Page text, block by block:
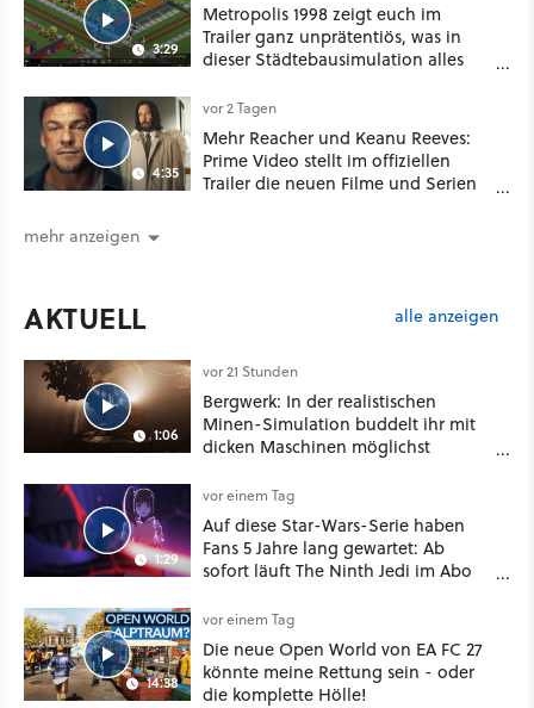
3:29
Metropolis 1998 zeigt euch im
Trailer ganz unprätentiös, was in
dieser Städtebausimulation alles
4:35
vor 2 Tagen
Mehr Reacher und Keanu Reeves:
Prime Video stellt im offiziellen
Trailer die neuen Filme und Serien
mehr anzeigen
AKTUELL alle anzeigen
1:06
vor 21 Stunden
Bergwerk: In der realistischen
Minen-Simulation buddelt ihr mit
dicken Maschinen möglichst
1:29
vor einem Tag
Auf diese Star-Wars-Serie haben
Fans 5 Jahre lang gewartet: Ab
sofort läuft The Ninth Jedi im Abo
14:38
vor einem Tag
Die neue Open World von EA FC 27
könnte meine Rettung sein - oder
die komplette Hölle!